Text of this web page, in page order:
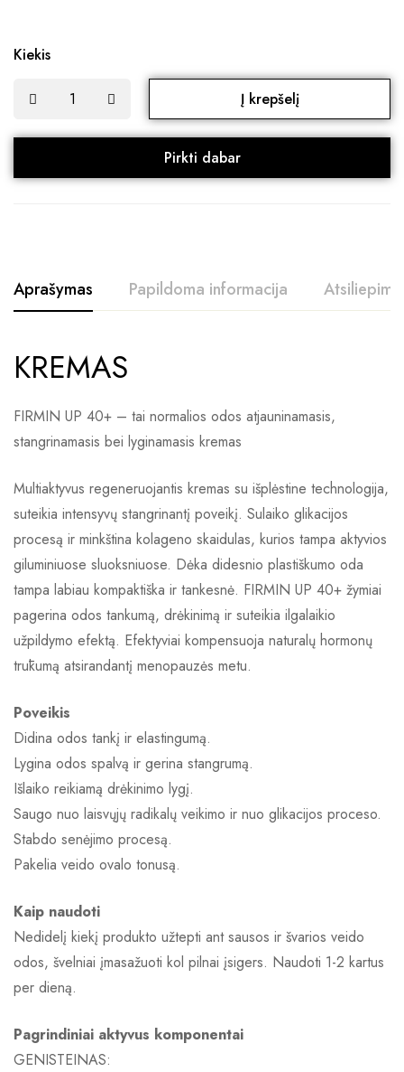
Kiekis
Į krepšelį
Pirkti dabar
Aprašymas Papildoma informacija
KREMAS
FIRMIN UP 40+ – tai normalios odos atjauninamasis,
stangrinamasis bei lyginamasis kremas
Multiaktyvus regeneruojantis kremas su išplėstine technologija,
suteikia intensyvų stangrinantį poveikį. Sulaiko glikacijos
procesą ir minkština kolageno skaidulas, kurios tampa aktyvios
giluminiuose sluoksniuose. Dėka didesnio plastiškumo oda
tampa labiau kompaktiška ir tankesnė. FIRMIN UP 40+ žymiai
pagerina odos tankumą, drėkinimą ir suteikia ilgalaikio
užpildymo efektą. Efektyviai kompensuoja naturalų hormonų
trūkumą atsirandantį menopauzės metu.
Poveikis
Didina odos tankį ir elastingumą.
Lygina odos spalvą ir gerina stangrumą.
Išlaiko reikiamą drėkinimo lygį.
Saugo nuo laisvųjų radikalų veikimo ir nuo glikacijos proceso.
Stabdo senėjimo procesą.
Pakelia veido ovalo tonusą.
Kaip naudoti
Nedidelį kiekį produkto užtepti ant sausos ir švarios veido
odos, švelniai įmasažuoti kol pilnai įsigers. Naudoti 1-2 kartus
per dieną.
Pagrindiniai aktyvus komponentai
GENISTEINAS: